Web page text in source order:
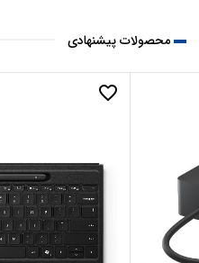
محصولات پیشنهادی
favorite_border